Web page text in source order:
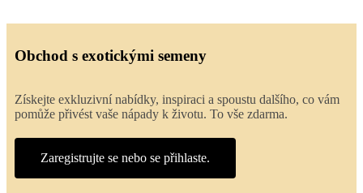
Obchod s exotickými semeny
Získejte exkluzivní nabídky, inspiraci a spoustu dalšího, co vám
pomůže přivést vaše nápady k životu. To vše zdarma.
Zaregistrujte se nebo se přihlaste.